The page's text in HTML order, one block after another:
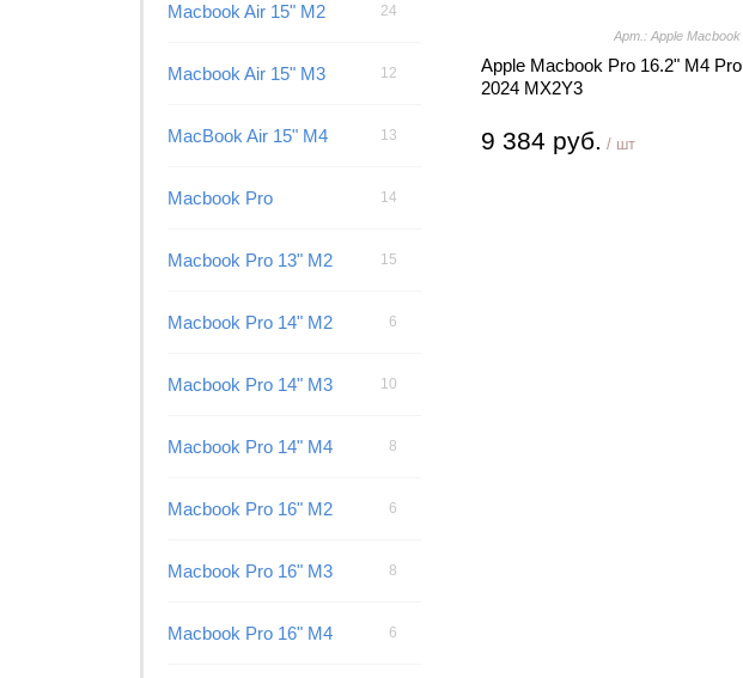
Macbook Air 15" M2 24
Macbook Air 15" M3 12
MacBook Air 15" M4 13
Macbook Pro 14
Macbook Pro 13" M2 15
Macbook Pro 14" M2 6
Macbook Pro 14" M3 10
Macbook Pro 14" M4 8
Macbook Pro 16" M2 6
Macbook Pro 16" M3 8
Macbook Pro 16" M4 6
Apple Macbook Pro 16.2" M4 Pro
2024 MX2Y3
9 384 руб. / шт